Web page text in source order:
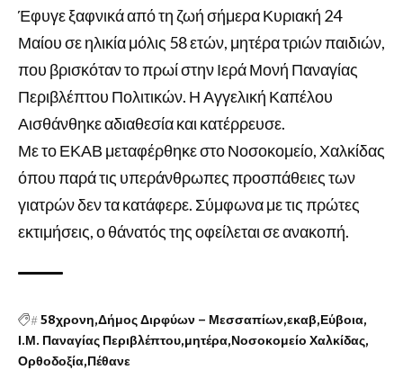
Έφυγε ξαφνικά από τη ζωή σήμερα Κυριακή 24
Μαίου σε ηλικία μόλις 58 ετών, μητέρα τριών παιδιών,
που βρισκόταν το πρωί στην Ιερά Μονή Παναγίας
Περιβλέπτου Πολιτικών. Η Αγγελική Καπέλου
Αισθάνθηκε αδιαθεσία και κατέρρευσε.
Με το ΕΚΑΒ μεταφέρθηκε στο Νοσοκομείο, Χαλκίδας
όπου παρά τις υπεράνθρωπες προσπάθειες των
γιατρών δεν τα κατάφερε. Σύμφωνα με τις πρώτες
εκτιμήσεις, ο θάνατός της οφείλεται σε ανακοπή.
#58χρονη Δήμος Διρφύων – Μεσσαπίων εκαβ Εύβοια
Ι.Μ. Παναγίας Περιβλέπτου μητέρα Νοσοκομείο Χαλκίδας
Ορθοδοξία Πέθανε